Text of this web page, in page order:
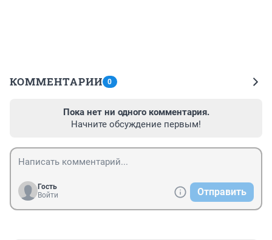
КОММЕНТАРИИ 0
Пока нет ни одного комментария.
Начните обсуждение первым!
Гость
Войти
Отправить